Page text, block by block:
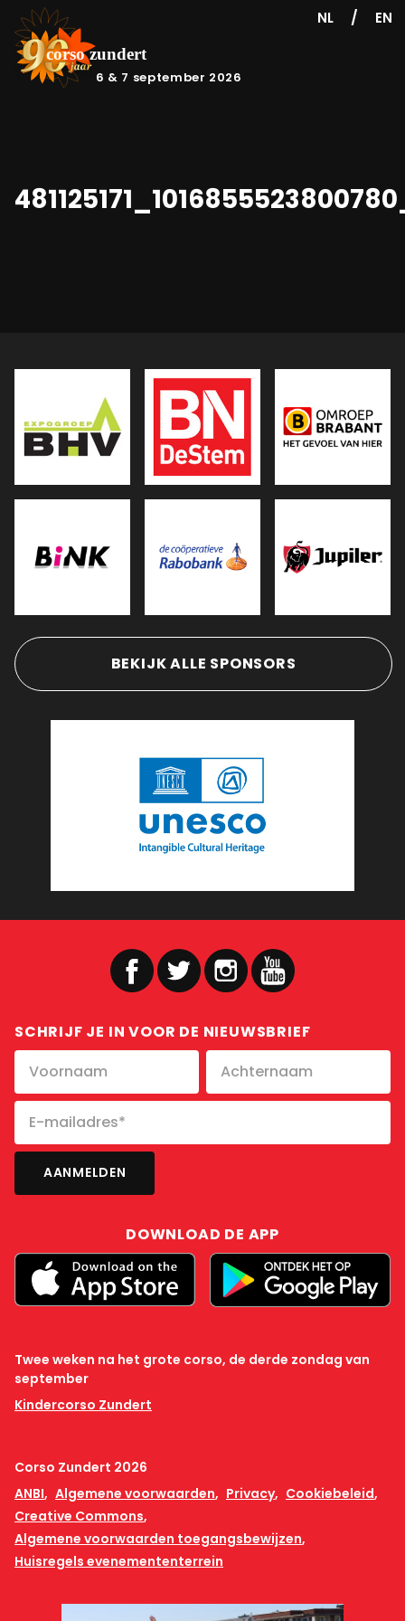
6 & 7 september 2026
NL / EN
BEKIJK ALLE SPONSORS
SCHRIJF JE IN VOOR DE NIEUWSBRIEF
DOWNLOAD DE APP
Twee weken na het grote corso, de derde zondag van
september
Kindercorso Zundert
Corso Zundert 2026
ANBI
Algemene voorwaarden Privacy
Cookiebeleid
Creative Commons
Algemene voorwaarden toegangsbewijzen
Huisregels evenemententerrein